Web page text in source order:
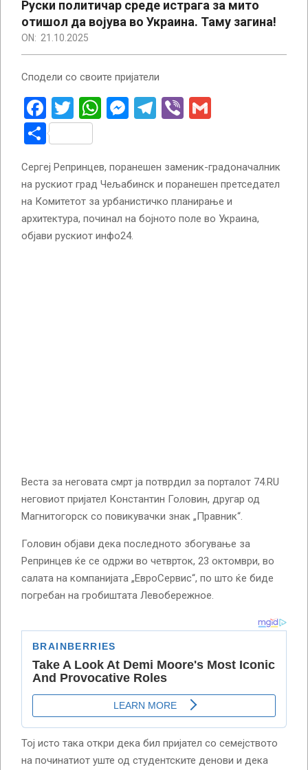
Руски политичар среде истрага за мито
отишол да војува во Украина. Таму загина!
ON: 21.10.2025
Сподели со своите пријатели
Facebook
Twitter
WhatsApp
Messenger
Telegram
Viber
Share
Сергеј Репринцев, поранешен заменик-градоначалник
на рускиот град Чељабинск и поранешен претседател
на Комитетот за урбанистичко планирање и
архитектура, починал на бојното поле во Украина,
објави рускиот инфо24.
Веста за неговата смрт ја потврдил за порталот 74.RU
неговиот пријател Константин Головин, другар од
Магнитогорск со повикувачки знак „Правник“.
Головин објави дека последното збогување за
Репринцев ќе се одржи во четврток, 23 октомври, во
салата на компанијата „ЕвроСервис“, по што ќе биде
погребан на гробиштата Левобережное.
Тој исто така откри дека бил пријател со семејството
на починатиот уште од студентските денови и дека